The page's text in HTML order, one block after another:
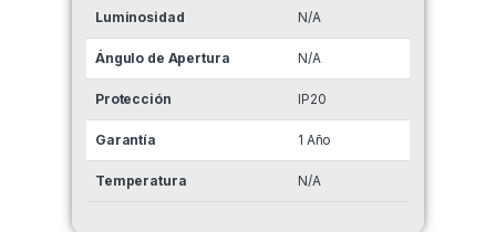
Luminosidad N/A
Ángulo de Apertura N/A
Protección IP20
Garantía 1 Año
Temperatura N/A